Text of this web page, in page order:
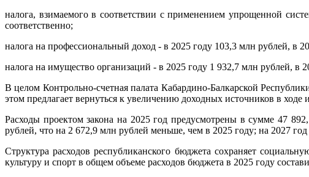
налога, взимаемого в соответствии с применением упрощенной
соответственно;
налога на профессиональный доход - в 2025 году 103,3 млн рублей, в
налога на имущество организаций - в 2025 году 1 932,7 млн рублей, в
В целом Контрольно-счетная палата Кабардино-Балкарской
этом предлагает вернуться к увеличению доходных источников в
Расходы проектом закона на 2025 год предусмотрены в сумме 47
рублей, что на 2 672,9 млн рублей меньше, чем в 2025 году; на 2027
Структура расходов республиканского бюджета сохраняет
культуру и спорт в общем объеме расходов бюджета в 2025 году